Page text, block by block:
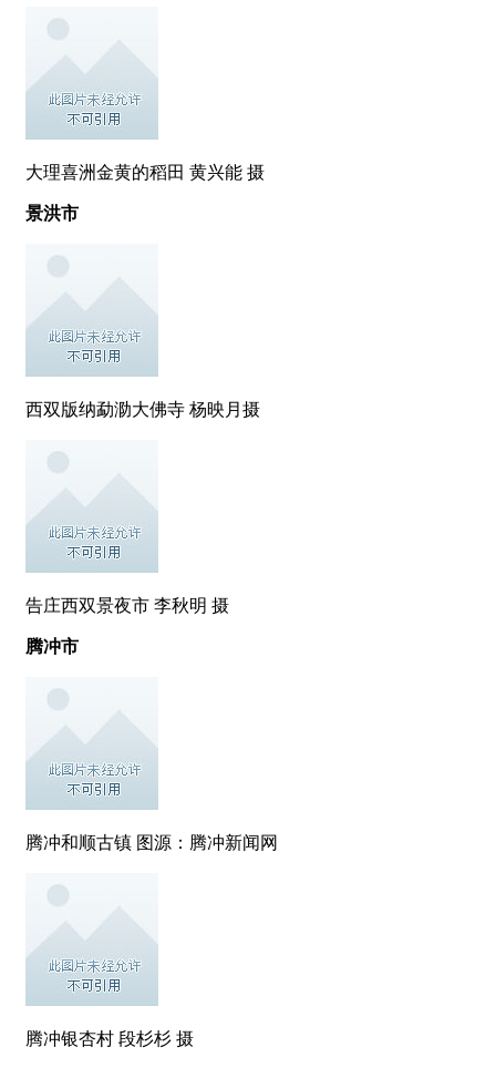
大理喜洲金黄的稻田 黄兴能 摄
景洪市
西双版纳勐泐大佛寺 杨映月摄
告庄西双景夜市 李秋明 摄
腾冲市
腾冲和顺古镇 图源：腾冲新闻网
腾冲银杏村 段杉杉 摄